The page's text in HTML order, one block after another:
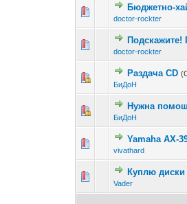
Бюджетно-
doctor-rockter
doctor-rockter
Раздача CD
БиДоН
Нужна
БиДоН
Yamaha AX-
vivathard
Куплю диски
Vader